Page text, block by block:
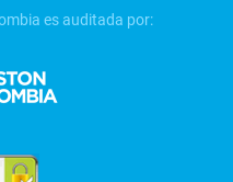
es auditada por: